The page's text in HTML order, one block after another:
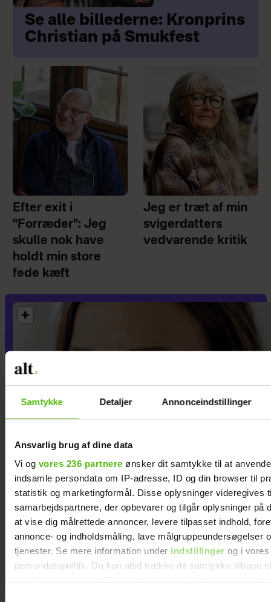
Samtykke Detaljer Annonceindstillinger
Ansvarlig brug af dine data
Vi og vores 236 partnere ønsker dit samtykke til at
indsamle persondata om IP-adresse, ID og din browser til
statistik og marketingformål. Disse oplysninger videregives
samarbejdspartnere, der opbevarer og tilgår oplysninger på
at vise dig målrettede annoncer, levere tilpasset indhold,
annonce- og indholdsmåling, lave målgruppeundersøgelser
tjenester. Se mere information under indstillinger og i vores
persondatapolitik. Du kan altid trække dit samtykke tilbage
Se alle billederne: Kronprins
Christian på Smukfest
Efter exit i
"Forræder": Jeg
skulle nok have
holdt min store
fede kæft
Jeg er træt af min
svigerdatters
vedvarende kritik
Jeg vil aldrig tilgive min
eksmand for det, han
gjorde, efter jeg forlod ham